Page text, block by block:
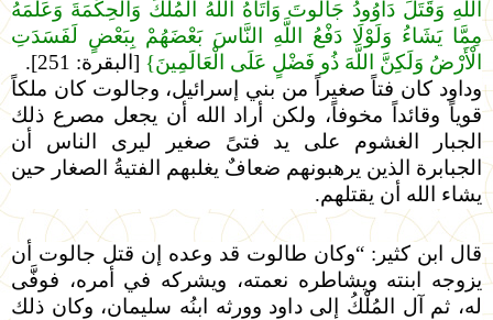
اللَّهِ وَقَتَلَ دَاوُودُ جَالُوتَ وَآتَاهُ اللَّهُ الْمُلْكَ وَالْحِكْمَةَ وَعَلَّمَهُ
مِمَّا يَشَاءُ وَلَوْلَا دَفْعُ اللَّهِ النَّاسَ بَعْضَهُمْ بِبَعْضٍ لَفَسَدَتِ
الْأَرْضُ وَلَكِنَّ اللَّهَ ذُو فَضْلٍ عَلَى الْعَالَمِينَ} [البقرة: 251].
وداود كان فتاً صغيراً من بني إسرائيل، وجالوت كان ملكاً
قوياً وقائداً مخوفاً، ولكن أراد الله أن يجعل مصرع ذلك
الجبار الغشوم على يد فتىً صغير ليرى الناس أن
الجبابرة الذين يرهبونهم ضعافٌ يغلبهم الفتيةُ الصغار حين
يشاء الله أن يقتلهم.
قال ابن كثير: “وكان طالوت قد وعده إن قتل جالوت أن
يزوجه ابنته ويشاطره نعمته، ويشركه في أمره، فوفَّى
له، ثم آل المُلْكُ إلى داود وورثه ابنُه سليمان، وكان ذلك